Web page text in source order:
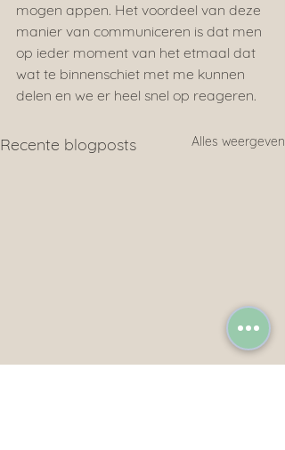
mogen appen. Het voordeel van deze
manier van communiceren is dat men
op ieder moment van het etmaal dat
wat te binnenschiet met me kunnen
delen en we er heel snel op reageren.
Recente blogposts Alles weergeven